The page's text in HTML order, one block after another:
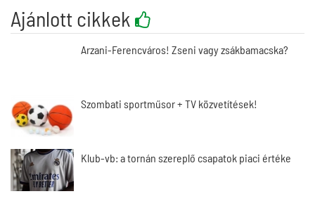
Ajánlott cikkek
Arzani-Ferencváros! Zseni vagy zsákbamacska?
Szombati sportműsor + TV közvetítések!
Klub-vb: a tornán szereplő csapatok piaci értéke